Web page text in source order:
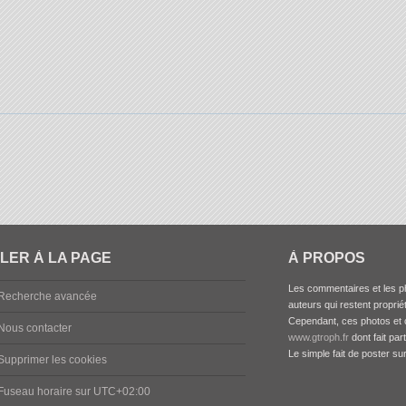
À LA PAGE
Recherche avancée
Nous contacter
les cookies
Fuseau horaire sur UTC+02:00
À PROPOS
Les commentaires et les
auteurs qui restent
Cependant, ces photos et
www.gtroph.frdont fait
Le simple fait de poster